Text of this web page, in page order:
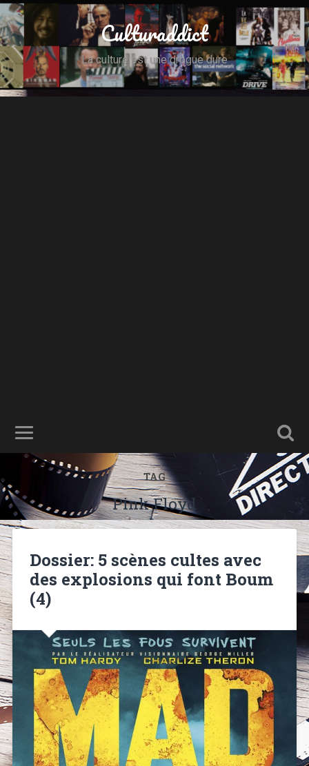
Culturaddict
La culture est une drogue dure
TAG
Pink Floyd
Dossier: 5 scènes cultes avec
des explosions qui font Boum
(4)